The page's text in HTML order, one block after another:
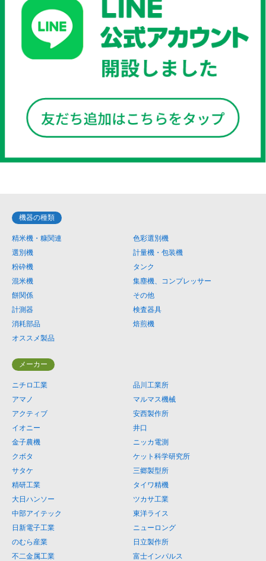
機器の種類
精米機・糠関連
色彩選別機
選別機
計量機・包装機
粉砕機
タンク
混米機
集塵機、コンプレッサー
餅関係
その他
計測器
検査器具
消耗部品
焙煎機
オススメ製品
メーカー
ニチロ工業
品川工業所
アマノ
マルマス機械
アクティブ
安西製作所
イオニー
井口
金子農機
ニッカ電測
クボタ
ケット科学研究所
サタケ
三郷製型所
精研工業
タイワ精機
大日ハンソー
ツカサ工業
中部アイテック
東洋ライス
日新電子工業
ニューロング
のむら産業
日立製作所
不二金属工業
富士インパルス